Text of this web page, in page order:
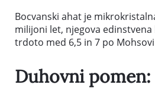
Bocvanski ahat je
milijoni let, njegova
trdoto med 6,5 in 7 po
Duhovni